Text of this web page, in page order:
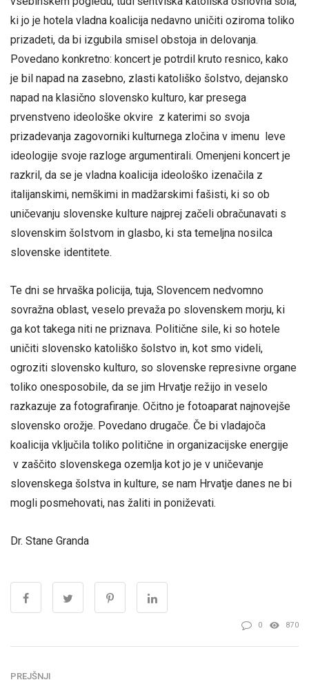
ki jo je hotela vladna koalicija nedavno uničiti oziroma toliko
prizadeti, da bi izgubila smisel obstoja in delovanja.
Povedano konkretno: koncert je potrdil kruto resnico, kako
je bil napad na zasebno, zlasti katoliško šolstvo, dejansko
napad na klasično slovensko kulturo, kar presega
prvenstveno ideološke okvire z katerimi so svoja
prizadevanja zagovorniki kulturnega zločina v imenu leve
ideologije svoje razloge argumentirali. Omenjeni koncert je
razkril, da se je vladna koalicija ideološko izenačila z
italijanskimi, nemškimi in madžarskimi fašisti, ki so ob
uničevanju slovenske kulture najprej začeli obračunavati s
slovenskim šolstvom in glasbo, ki sta temeljna nosilca
slovenske identitete.
Te dni se hrvaška policija, tuja, Slovencem nedvomno
sovražna oblast, veselo prevaža po slovenskem morju, ki
ga kot takega niti ne priznava. Politične sile, ki so hotele
uničiti slovensko katoliško šolstvo in, kot smo videli,
ogroziti slovensko kulturo, so slovenske represivne organe
toliko onesposobile, da se jim Hrvatje režijo in veselo
razkazuje za fotografiranje. Očitno je fotoaparat najnovejše
slovensko orožje. Povedano drugače. Če bi vladajoča
koalicija vključila toliko politične in organizacijske energije
v zaščito slovenskega ozemlja kot jo je v uničevanje
slovenskega šolstva in kulture, se nam Hrvatje danes ne bi
mogli posmehovati, nas žaliti in poniževati.
Dr. Stane Granda
0 870
PREJŠNJI